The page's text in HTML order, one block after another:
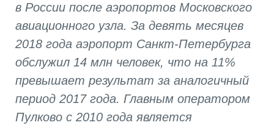
в России после аэропортов Московского
авиационного узла. За девять месяцев
2018 года аэропорт Санкт-Петербурга
обслужил 14 млн человек, что на 11%
превышает результат за аналогичный
период 2017 года. Главным оператором
Пулково с 2010 года является